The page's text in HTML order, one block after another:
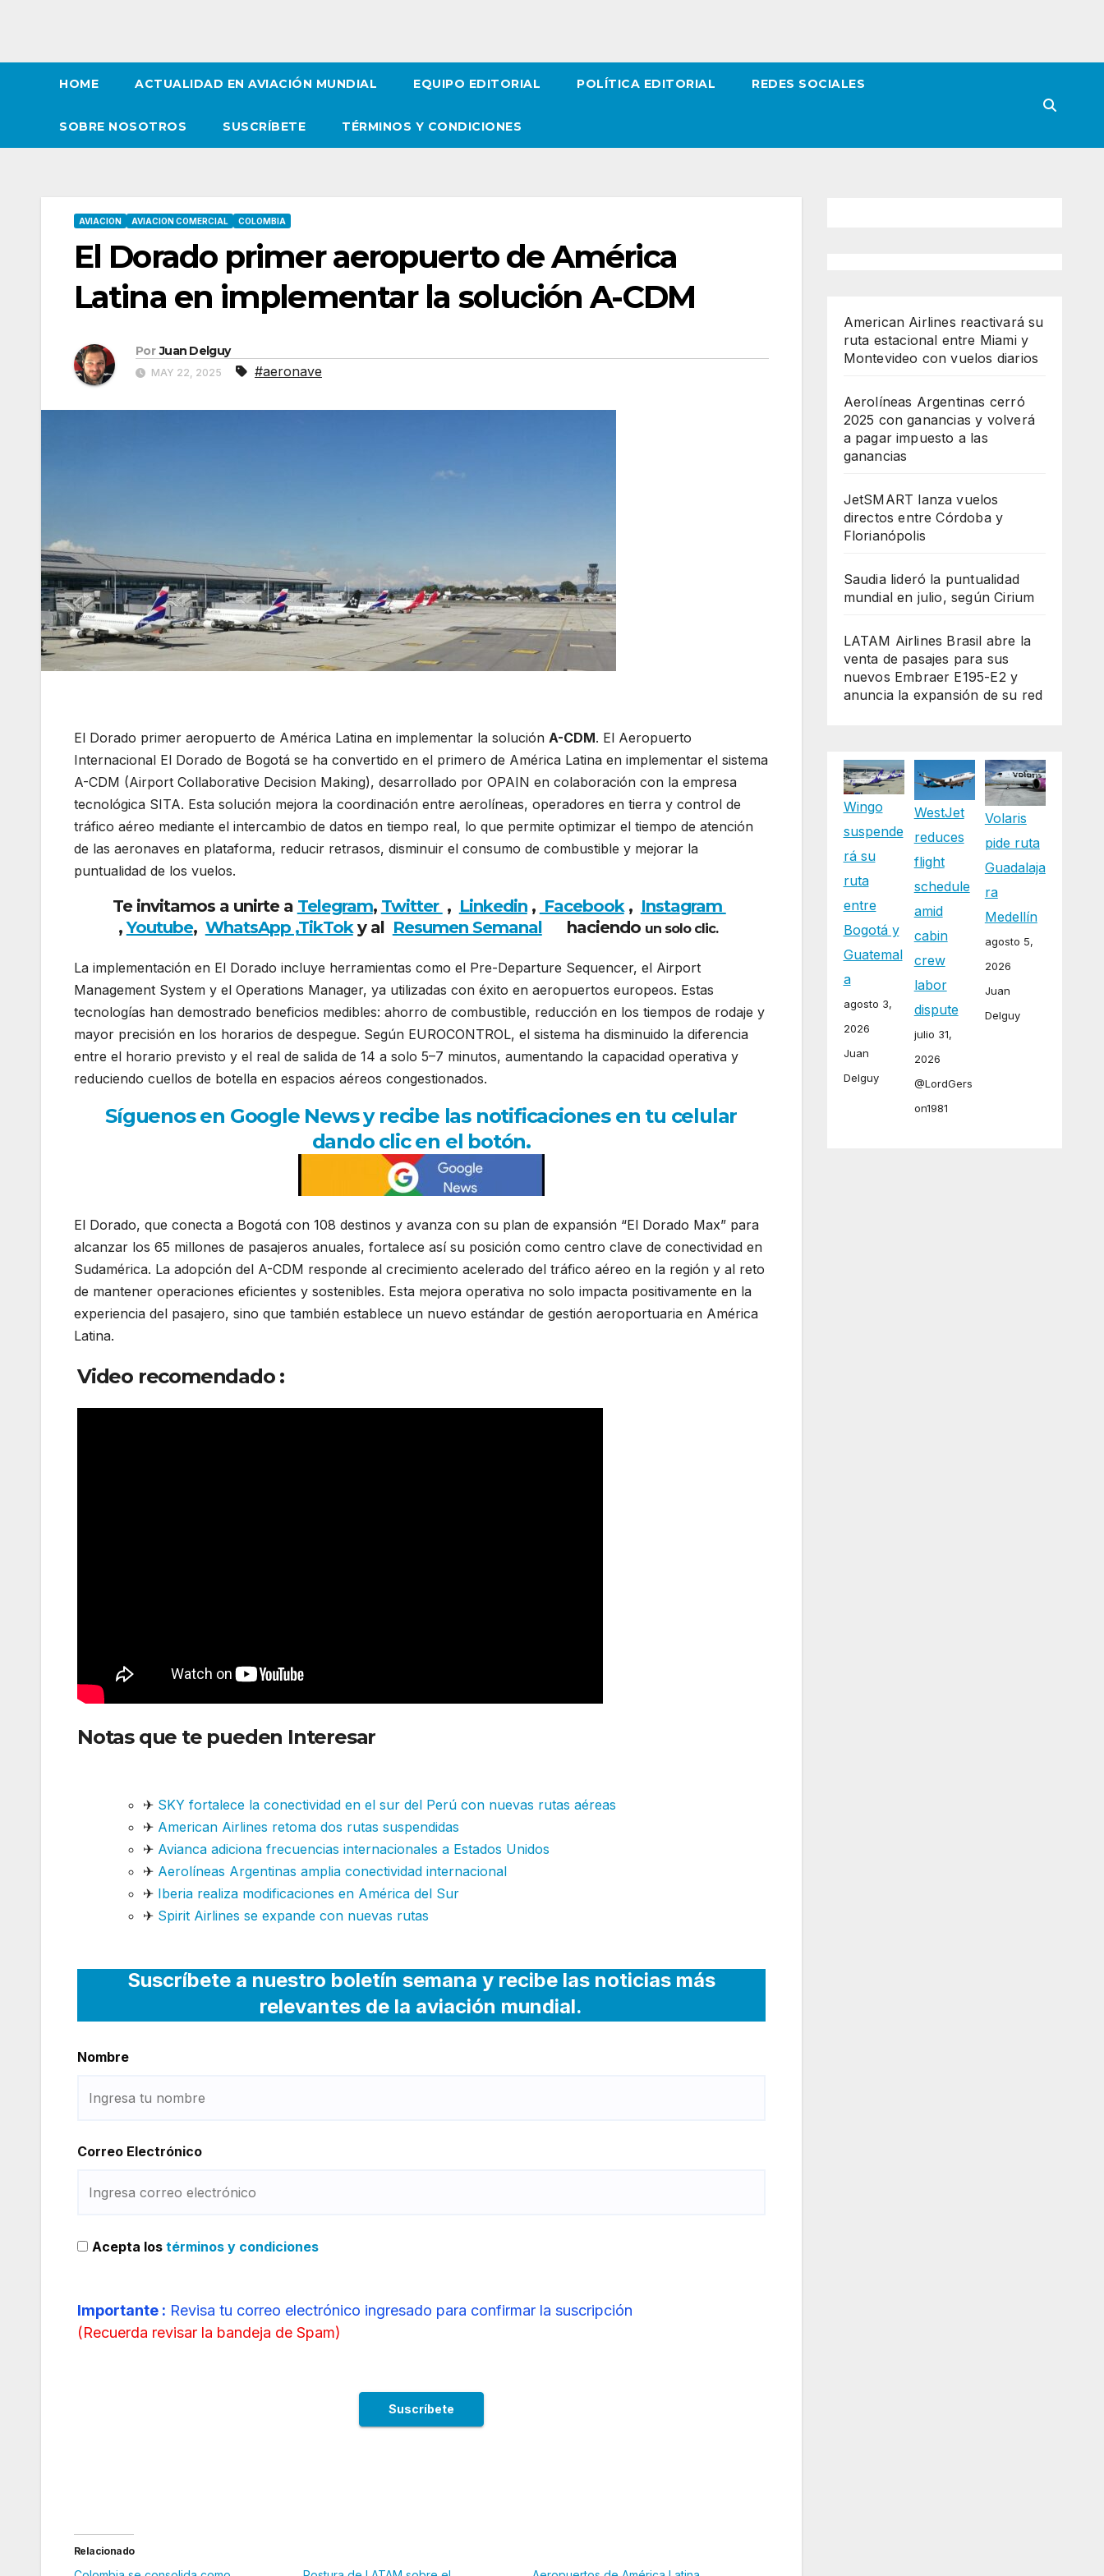
HOME ACTUALIDAD EN AVIACIÓN MUNDIAL EQUIPO EDITORIAL POLÍTICA EDITORIAL REDES SOCIALES
SOBRE NOSOTROS SUSCRÍBETE TÉRMINOS Y CONDICIONES
AVIACION AVIACION COMERCIAL COLOMBIA
El Dorado primer aeropuerto de América
Latina en implementar la solución A-CDM
Por Juan Delguy
MAY 22, 2025 #aeronave
El Dorado primer aeropuerto de América Latina en implementar la solución A-CDM. El Aeropuerto
Internacional El Dorado de Bogotá se ha convertido en el primero de América Latina en implementar el sistema
A-CDM (Airport Collaborative Decision Making), desarrollado por OPAIN en colaboración con la empresa
tecnológica SITA. Esta solución mejora la coordinación entre aerolíneas, operadores en tierra y control de
tráfico aéreo mediante el intercambio de datos en tiempo real, lo que permite optimizar el tiempo de atención
de las aeronaves en plataforma, reducir retrasos, disminuir el consumo de combustible y mejorar la
puntualidad de los vuelos.
Te invitamos a unirte a Telegram, Twitter , Linkedin, Facebook, Instagram
,Youtube, WhatsApp ,TikToky al Resumen Semanalhaciendo un solo clic.
La implementación en El Dorado incluye herramientas como el Pre-Departure Sequencer, el Airport
Management System y el Operations Manager, ya utilizadas con éxito en aeropuertos europeos. Estas
tecnologías han demostrado beneficios medibles: ahorro de combustible, reducción en los tiempos de rodaje y
mayor precisión en los horarios de despegue. Según EUROCONTROL, el sistema ha disminuido la diferencia
entre el horario previsto y el real de salida de 14 a solo 5–7 minutos, aumentando la capacidad operativa y
reduciendo cuellos de botella en espacios aéreos congestionados.
Síguenos en Google News y recibe las notificaciones en tu celular
dando clic en el botón.
El Dorado, que conecta a Bogotá con 108 destinos y avanza con su plan de expansión “El Dorado Max” para
alcanzar los 65 millones de pasajeros anuales, fortalece así su posición como centro clave de conectividad en
Sudamérica. La adopción del A-CDM responde al crecimiento acelerado del tráfico aéreo en la región y al reto
de mantener operaciones eficientes y sostenibles. Esta mejora operativa no solo impacta positivamente en la
experiencia del pasajero, sino que también establece un nuevo estándar de gestión aeroportuaria en América
Latina.
Video recomendado :
Notas que te pueden Interesar
✈ SKY fortalece la conectividad en el sur del Perú con nuevas rutas aéreas
✈ American Airlines retoma dos rutas suspendidas
✈ Avianca adiciona frecuencias internacionales a Estados Unidos
✈ Aerolíneas Argentinas amplia conectividad internacional
✈ Iberia realiza modificaciones en América del Sur
✈ Spirit Airlines se expande con nuevas rutas
Suscríbete a nuestro boletín semana y recibe las noticias más
relevantes de la aviación mundial.
Nombre
Correo Electrónico
Acepta los términos y condiciones
Importante : Revisa tu correo electrónico ingresado para confirmar la suscripción
(Recuerda revisar la bandeja de Spam)
Relacionado
American Airlines reactivará su
ruta estacional entre Miami y
Montevideo con vuelos diarios
Aerolíneas Argentinas cerró
2025 con ganancias y volverá
a pagar impuesto a las
ganancias
JetSMART lanza vuelos
directos entre Córdoba y
Florianópolis
Saudia lideró la puntualidad
mundial en julio, según Cirium
LATAM Airlines Brasil abre la
venta de pasajes para sus
nuevos Embraer E195-E2 y
anuncia la expansión de su red
Wingo
suspende
rá su
ruta
entre
Bogotá y
Guatemal
a
agosto 3,
2026
Juan
Delguy
WestJet
reduces
flight
schedule
amid
cabin
crew
labor
dispute
julio 31,
2026
@LordGers
on1981
Volaris
pide ruta
Guadalaja
ra
Medellín
agosto 5,
2026
Juan
Delguy